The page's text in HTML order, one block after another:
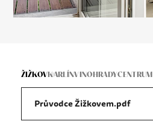
ŽIŽKOVKARLÍNVINOHRADYCENTRUM
Průvodce Žižkovem.pdf